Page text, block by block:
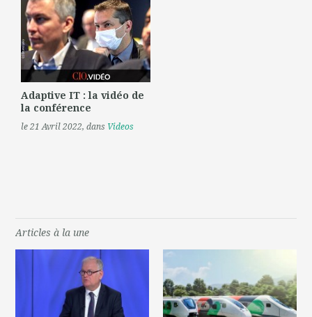
Adaptive IT : la vidéo de
la conférence
le 21 Avril 2022, dans Videos
Articles à la une